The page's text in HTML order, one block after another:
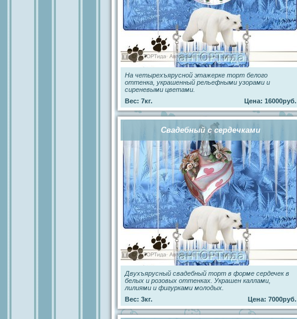
На четырехъярусной этажерке торт белого
оттенка, украшенный рельефными узорами и
сиреневыми цветами.
Вес: 7кг.
Цена: 16000руб.
Свадебный с сердечками
Двухъярусный свадебный торт в форме сердечек в
белых и розовых оттенках. Украшен каллами,
лилиями и фигурками молодых.
Вес: 3кг.
Цена: 7000руб.